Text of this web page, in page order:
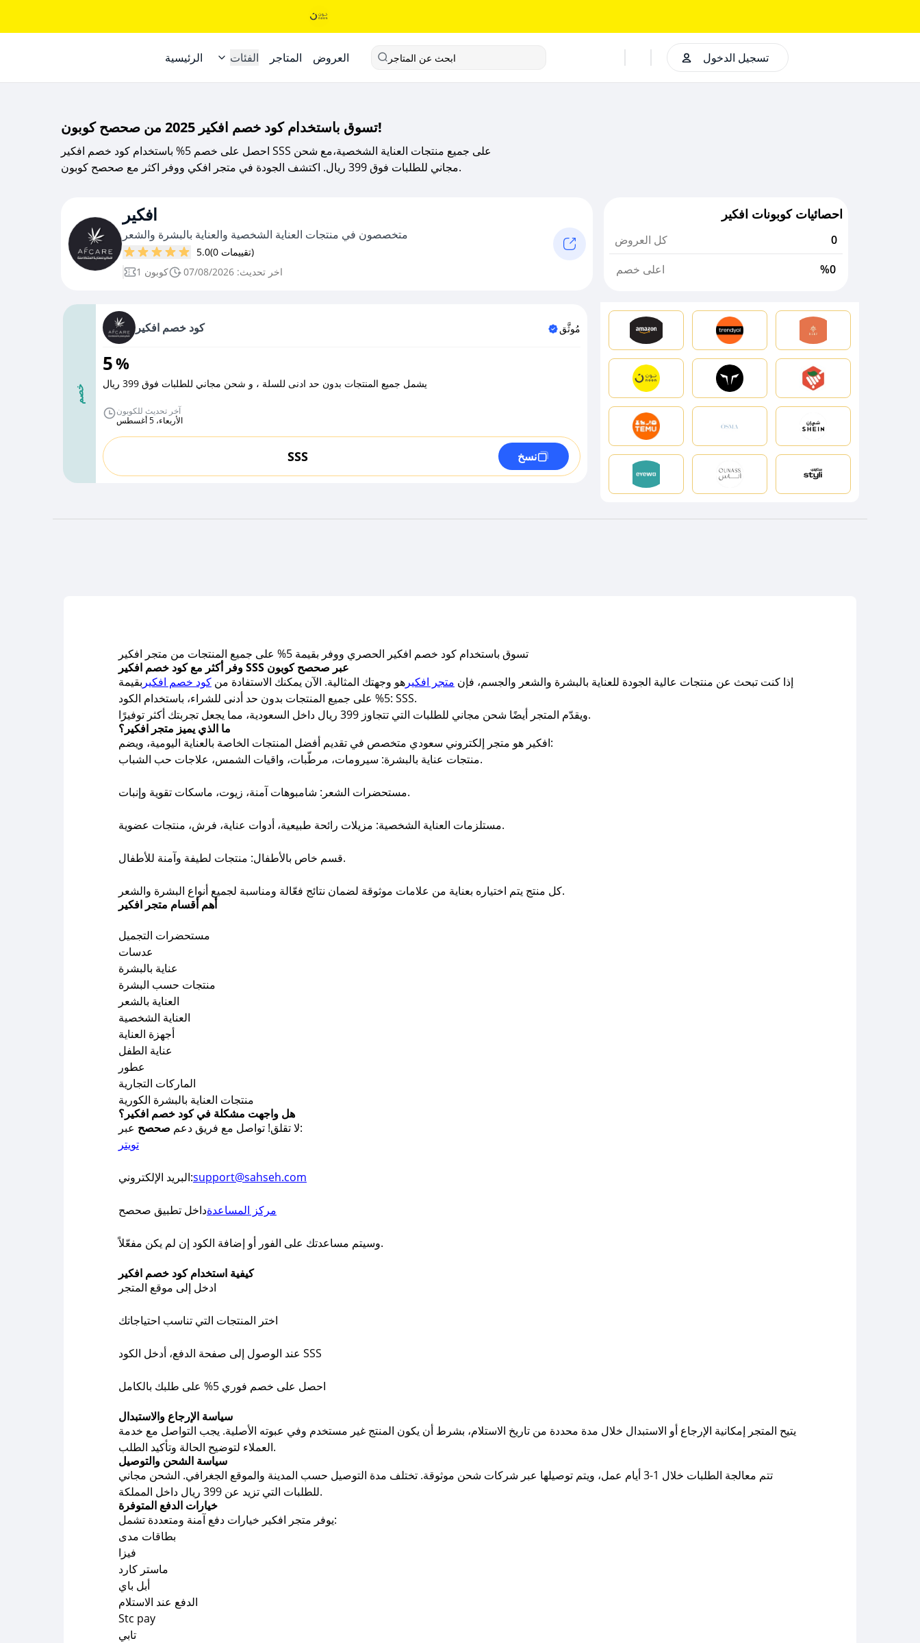
الرئيسية الفئات المتاجر العروض ابحث عن المتاجر تسجيل الدخول
تسوق باستخدام كود خصم افكير 2025 من صحصح كوبون!
احصل على خصم 5% باستخدام كود خصم افكير SSS على جميع منتجات العناية الشخصية،مع شحن
مجاني للطلبات فوق 399 ريال. اكتشف الجودة في متجر افكي ووفر اكثر مع صحصح كوبون.
افكير
متخصصون في منتجات العناية الشخصية والعناية بالبشرة والشعر
5.0
(0 تقييمات)
1 كوبون
اخر تحديث: 07/08/2026
احصائيات كوبونات افكير
كل العروض
0
اعلى خصم
%0
خصم
كود خصم افكير مُوثَّق
5%
يشمل جميع المنتجات بدون حد ادنى للسلة ، و شحن مجاني للطلبات فوق 399 ريال
آخر تحديث للكوبون
الأربعاء، 5 أغسطس
SSS نسخ
تسوق باستخدام كود خصم افكير الحصري ووفر بقيمة 5% على جميع المنتجات من متجر افكير
إذا كنت تبحث عن منتجات عالية الجودة للعناية بالبشرة والشعر والجسم، فإن متجر افكير هو وجهتك المثالية. الآن يمكنك الاستفادة من كود خصم افكير بقيمة
5% على جميع المنتجات بدون حد أدنى للشراء، باستخدام الكود: SSS.
ويقدّم المتجر أيضًا شحن مجاني للطلبات التي تتجاوز 399 ريال داخل السعودية، مما يجعل تجربتك أكثر توفيرًا.
ما الذي يميز متجر افكير؟
افكير هو متجر إلكتروني سعودي متخصص في تقديم أفضل المنتجات الخاصة بالعناية اليومية، ويضم:
منتجات عناية بالبشرة: سيرومات، مرطّبات، واقيات الشمس، علاجات حب الشباب.
مستحضرات الشعر: شامبوهات آمنة، زيوت، ماسكات تقوية وإنبات.
مستلزمات العناية الشخصية: مزيلات رائحة طبيعية، أدوات عناية، فرش، منتجات عضوية.
قسم خاص بالأطفال: منتجات لطيفة وآمنة للأطفال.
كل منتج يتم اختياره بعناية من علامات موثوقة لضمان نتائج فعّالة ومناسبة لجميع أنواع البشرة والشعر.
أهم أقسام متجر افكير
عدسات
عطور
الماركات التجارية
هل واجهت مشكلة في كود خصم افكير؟
لا تقلق! تواصل مع فريق دعم صحصح
عبر:
تويتر
البريد الإلكتروني:support@sahseh.com
مركز المساعدةداخل تطبيق صحصح
وسيتم مساعدتك على الفور أو إضافة الكود إن لم يكن مفعّلاً.
كيفية استخدام كود خصم افكير
ادخل إلى موقع المتجر
اختر المنتجات التي تناسب احتياجاتك
عند الوصول إلى صفحة الدفع، أدخل الكود SSS
احصل على خصم فوري 5% على طلبك بالكامل
يتيح المتجر إمكانية الإرجاع أو الاستبدال خلال مدة محددة من تاريخ الاستلام، بشرط أن يكون المنتج غير مستخدم وفي عبوته الأصلية. يجب التواصل مع خدمة
العملاء لتوضيح الحالة وتأكيد الطلب.
سياسة الشحن والتوصيل
تتم معالجة الطلبات خلال 1-3 أيام عمل، ويتم توصيلها عبر شركات شحن موثوقة. تختلف مدة التوصيل حسب المدينة والموقع الجغرافي. الشحن مجاني
للطلبات التي تزيد عن 399 ريال داخل المملكة.
يوفر متجر افكير خيارات دفع آمنة ومتعددة تشمل:
بطاقات مدى
ماستر كارد
أبل باي
Stc pay
تابي